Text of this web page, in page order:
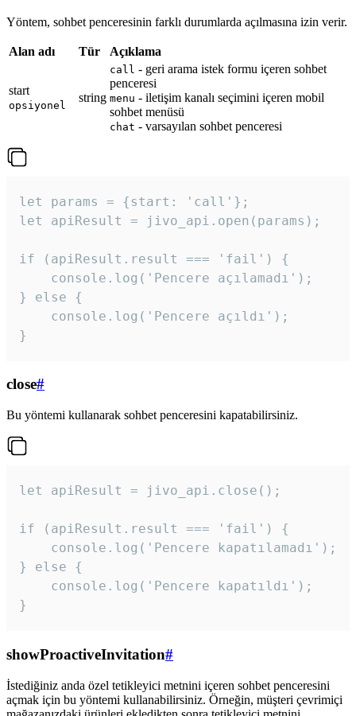
Yöntem, sohbet penceresinin farklı durumlarda açılmasına izin verir.
Alan adı Tür Açıklama
start
opsiyonel
string
call - geri arama istek formu içeren sohbet
penceresi
menu - iletişim kanalı seçimini içeren mobil
sohbet menüsü
chat - varsayılan sohbet penceresi
let params = {start: 'call'};
let apiResult = jivo_api.open(params);
if (apiResult.result === 'fail') {
    console.log('Pencere açılamadı');
} else {
    console.log('Pencere açıldı');
}
close#
Bu yöntemi kullanarak sohbet penceresini kapatabilirsiniz.
let apiResult = jivo_api.close();
if (apiResult.result === 'fail') {
    console.log('Pencere kapatılamadı');
} else {
    console.log('Pencere kapatıldı');
}
showProactiveInvitation#
İstediğiniz anda özel tetikleyici metnini içeren sohbet penceresini
açmak için bu yöntemi kullanabilirsiniz. Örneğin, müşteri çevrimiçi